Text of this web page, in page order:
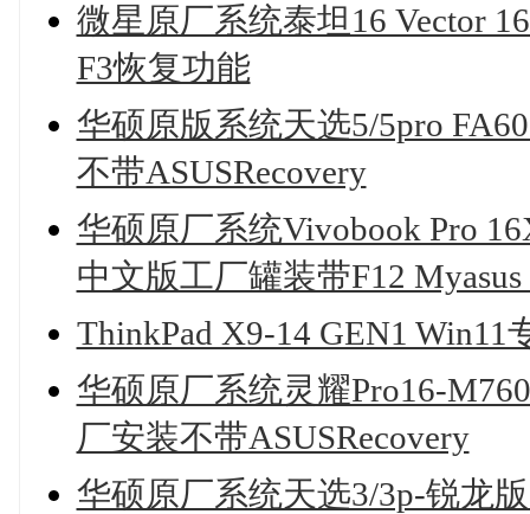
微星原厂系统泰坦16 Vector
F3恢复功能
华硕原版系统天选5/5pro
不带ASUSRecovery
华硕原厂系统Vivobook Pro
中文版工厂罐装带F12
ThinkPad X9-14 GEN1
华硕原厂系统灵耀Pro16-
厂安装不带ASUSRecovery
华硕原厂系统天选3/3p-锐龙